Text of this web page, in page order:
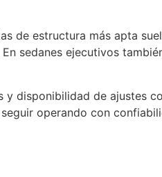
de estructura más apta
sedanes ejecutivos
y disponibilidad de ajustes
operando con